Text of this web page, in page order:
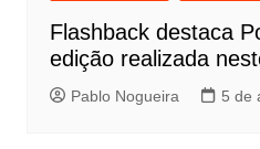
Flashback destaca
edição realizada
Pablo Nogueira 5 de